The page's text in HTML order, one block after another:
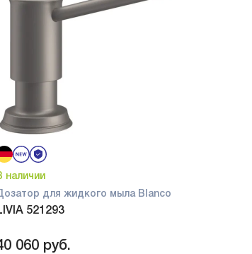
наличии
для жидкого мыла Blanco
521293
060 руб.